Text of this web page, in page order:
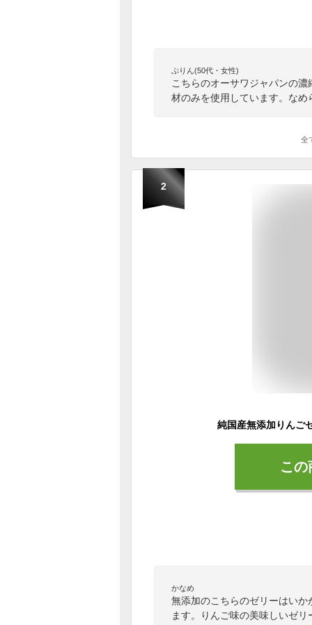
ぷりん(50代・女性)
こちらのオーサワジャパンの
材のみを使用しています。な
全
2
純国産無添加りんご
こ
かなめ
無添加のこちらのゼリーはい
ます。りんご味の美味しいゼ